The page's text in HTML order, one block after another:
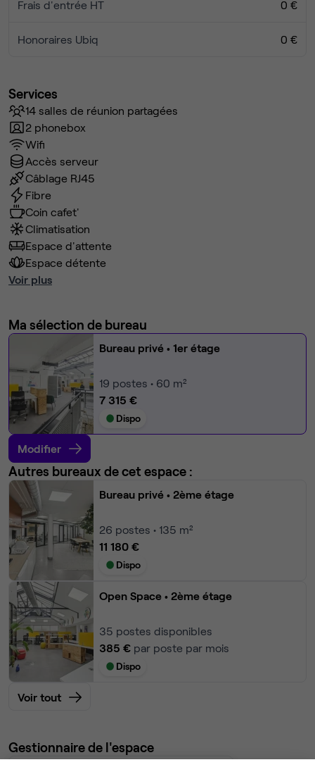
Frais d'entrée HT 0 €
Honoraires Ubiq 0 €
Services
14 salles de réunion partagées
2 phonebox
Wifi
Accès serveur
Câblage RJ45
Fibre
Coin cafet'
Climatisation
Espace d'attente
Espace détente
Voir plus
Ma sélection de bureau
Bureau privé • 1er étage
19 postes • 60 m²
7 315 €
Dispo
Modifier
Autres bureaux de cet espace :
Bureau privé • 2ème étage
26 postes • 135 m²
11 180 €
Dispo
Open Space • 2ème étage
35 postes disponibles
385 € par poste par mois
Dispo
Voir tout
Gestionnaire de l'espace